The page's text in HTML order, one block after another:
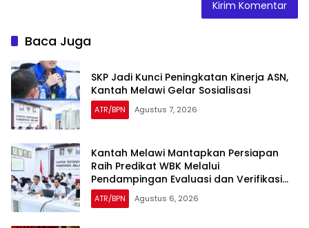
Baca Juga
SKP Jadi Kunci Peningkatan Kinerja ASN,
Kantah Melawi Gelar Sosialisasi
ATR/BPN Agustus 7, 2026
Kantah Melawi Mantapkan Persiapan
Raih Predikat WBK Melalui
Pendampingan Evaluasi dan Verifikasi
Lapangan
ATR/BPN Agustus 6, 2026